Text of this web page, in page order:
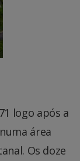
logo após a
área
Os doze